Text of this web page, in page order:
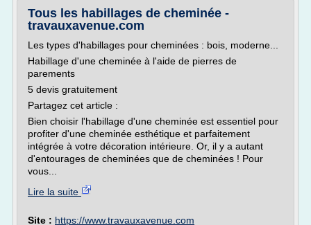
Tous les habillages de cheminée -
travauxavenue.com
Les types d'habillages pour cheminées : bois, moderne...
Habillage d'une cheminée à l'aide de pierres de
parements
5 devis gratuitement
Partagez cet article :
Bien choisir l'habillage d'une cheminée est essentiel pour
profiter d'une cheminée esthétique et parfaitement
intégrée à votre décoration intérieure. Or, il y a autant
d'entourages de cheminées que de cheminées ! Pour
vous...
Lire la suite
Site : https://www.travauxavenue.com